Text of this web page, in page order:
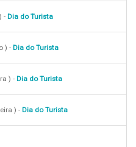
- Dia do Turista
) - Dia do Turista
) - Dia do Turista
) - Dia do Turista